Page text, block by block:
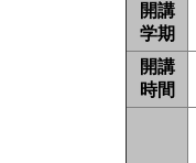
開講
学期
開講
時間